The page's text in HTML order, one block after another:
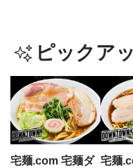
ピックア
宅麺.com 宅麺ダ 宅麺